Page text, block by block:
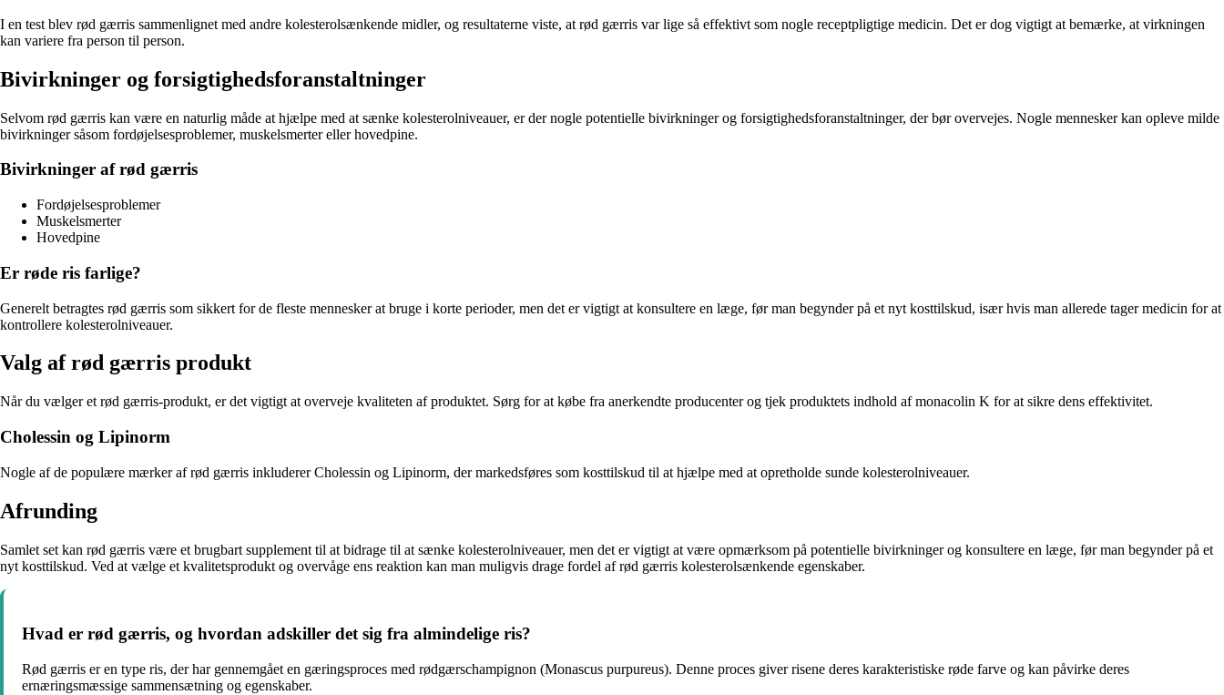
I en test blev rød gærris sammenlignet med andre kolesterolsænkende midler, og resultaterne viste, at rød gærris var lige så effektivt som nogle receptpligtige medicin. Det er dog vigtigt at bemærke, at virkningen
kan variere fra person til person.
Bivirkninger og forsigtighedsforanstaltninger
Selvom rød gærris kan være en naturlig måde at hjælpe med at sænke kolesterolniveauer, er der nogle potentielle bivirkninger og forsigtighedsforanstaltninger, der bør overvejes. Nogle mennesker kan opleve milde
bivirkninger såsom fordøjelsesproblemer, muskelsmerter eller hovedpine.
Bivirkninger af rød gærris
Fordøjelsesproblemer
Muskelsmerter
Hovedpine
Er røde ris farlige?
Generelt betragtes rød gærris som sikkert for de fleste mennesker at bruge i korte perioder, men det er vigtigt at konsultere en læge, før man begynder på et nyt kosttilskud, især hvis man allerede tager medicin for at
kontrollere kolesterolniveauer.
Valg af rød gærris produkt
Når du vælger et rød gærris-produkt, er det vigtigt at overveje kvaliteten af produktet. Sørg for at købe fra anerkendte producenter og tjek produktets indhold af monacolin K for at sikre dens effektivitet.
Cholessin og Lipinorm
Nogle af de populære mærker af rød gærris inkluderer Cholessin og Lipinorm, der markedsføres som kosttilskud til at hjælpe med at opretholde sunde kolesterolniveauer.
Afrunding
Samlet set kan rød gærris være et brugbart supplement til at bidrage til at sænke kolesterolniveauer, men det er vigtigt at være opmærksom på potentielle bivirkninger og konsultere en læge, før man begynder på et
nyt kosttilskud. Ved at vælge et kvalitetsprodukt og overvåge ens reaktion kan man muligvis drage fordel af rød gærris kolesterolsænkende egenskaber.
Hvad er rød gærris, og hvordan adskiller det sig fra almindelige ris?
Rød gærris er en type ris, der har gennemgået en gæringsproces med rødgærschampignon (Monascus purpureus). Denne proces giver risene deres karakteristiske røde farve og kan påvirke deres
ernæringsmæssige sammensætning og egenskaber.